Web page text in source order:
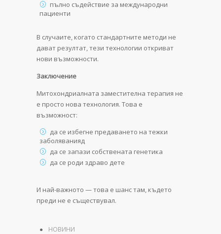
пълно съдействие за международни
пациенти
В случаите, когато стандартните методи не
дават резултат, тези технологии откриват
нови възможности.
Заключение
Митохондриалната заместителна терапия не
е просто нова технология. Това е
възможност:
да се избегне предаването на тежки
заболяванияд
да се запази собствената генетика
да се роди здраво дете
И най-важното — това е шанс там, където
преди не е съществувал.
НОВИНИ